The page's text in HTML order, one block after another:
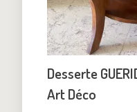
Desserte
Art Déco